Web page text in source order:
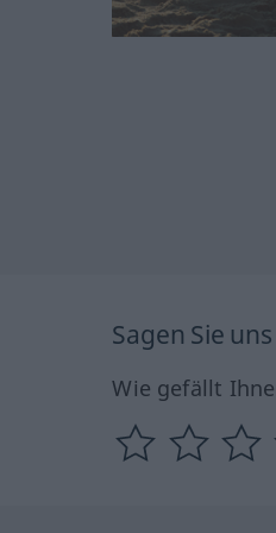
Sagen Sie
Wie gefällt